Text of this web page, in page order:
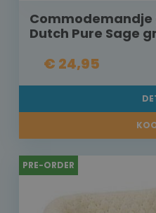
Dutch Pure Sage
€ 24,95
PRE-ORDER